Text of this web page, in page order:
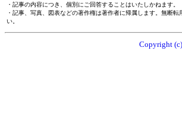
・記事の内容につき、個別にご回答することはいたしかねます。
・記事、写真、図表などの著作権は著作者に帰属します。無断
い。
Copyright